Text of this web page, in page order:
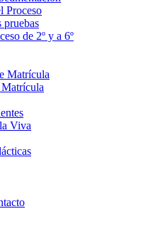
Proceso
pruebas
de 2º y a 6º
Matrícula
Viva